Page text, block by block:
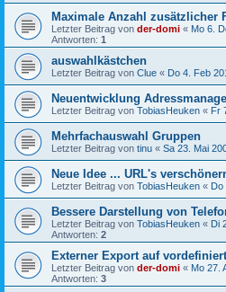
Maximale Anzahl zusätzlicher
Letzter Beitrag von der-domi « Mo 6.
Antworten: 1
auswahlkästchen
Letzter Beitrag von Clue « Do 4. Feb
Neuentwicklung
Letzter Beitrag von TobiasHeuken « Fr
Mehrfachauswahl Gruppen
Letzter Beitrag von tinu « Sa 23. Mai
Neue Idee ... URL's
Letzter Beitrag von TobiasHeuken « Do
Bessere Darstellung von
Letzter Beitrag von TobiasHeuken « Di
Antworten: 2
Externer Export auf
Letzter Beitrag von der-domi « Mo 27.
Antworten: 3